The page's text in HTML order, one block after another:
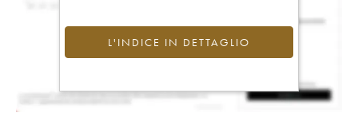
L'INDICE IN DETTAGLIO